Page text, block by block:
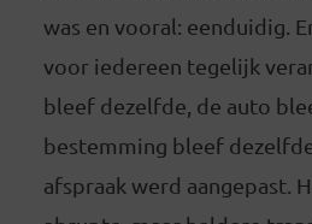
was en vooral: eenduidig.
voor iedereen tegelijk
bleef dezelfde, de auto
bestemming bleef
afspraak werd aangepast.